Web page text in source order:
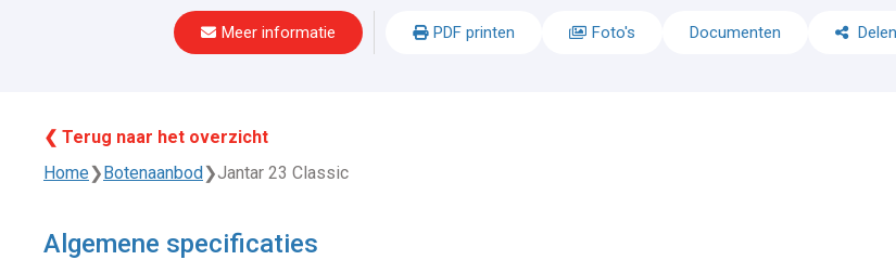
Meer informatie PDF printen Foto's Documenten Delen
❮ Terug naar het overzicht
Home❯Botenaanbod❯Jantar 23 Classic
Algemene specificaties